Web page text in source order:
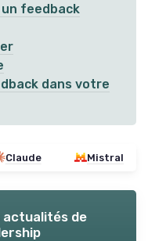
feedback
dans votre
Claude Mistral
actualités de